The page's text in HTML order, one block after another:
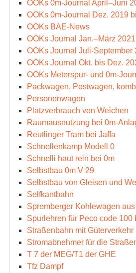
OOKs 0m-Journal April–Juni
OOKs 0m-Journal Dez. 2019
OOKs BAE-News
OOKs Journal Jan.–März 2021
OOKs Journal Juli-September
OOKs Journal Okt. bis Dez.
OOKs Meterspur- und 0m-
Packwagen, Postwagen,
Personenwagen
Platzverbrauch von Weichen
Raumausnutzung bei 0m-
Reutlinger Tram bei Jaffa
Schnellenkamp Modell 0
Schnelli haut rein bei 0m
Selbstbau 0m V 29
Selbstbau von Gleisen und
Selfkantbahn
Spremberger Kohlewagen
Spurlehren für Peco code
Straßenbahn mit Güterverkehr
Stromabnehmer für die
T 7 der MEG/T1 der GHE
Tfz Dampf